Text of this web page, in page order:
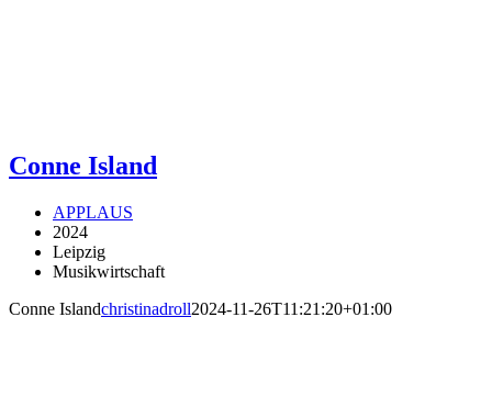
Conne Island
APPLAUS
2024
Leipzig
Musikwirtschaft
Conne Islandchristinadroll2024-11-26T11:21:20+01:00